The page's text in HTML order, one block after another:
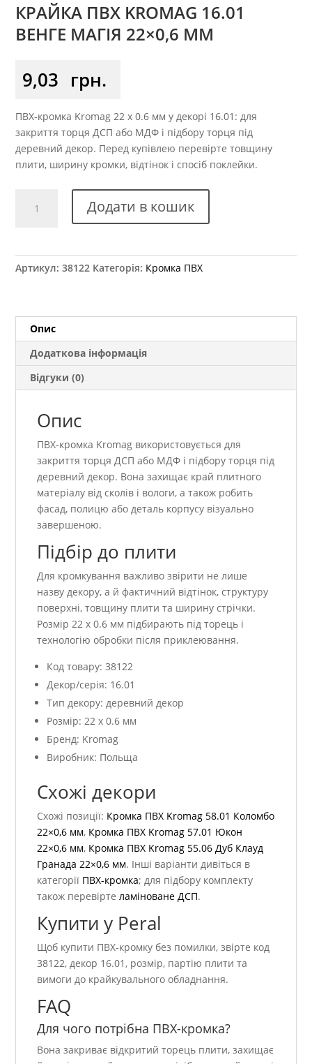
КРАЙКА ПВХ KROMAG 16.01
ВЕНГЕ МАГІЯ 22×0,6 ММ
9,03 грн.
ПВХ-кромка Kromag 22 x 0.6 мм у декорі 16.01: для
закриття торця ДСП або МДФ і підбору торця під
деревний декор. Перед купівлею перевірте товщину
плити, ширину кромки, відтінок і спосіб поклейки.
Магія
кількість
Додати в кошик
Артикул:38122 Категорія: Кромка ПВХ
Опис
Додаткова інформація
Відгуки (0)
Опис
ПВХ-кромка Kromag використовується для
закриття торця ДСП або МДФ і підбору торця під
деревний декор. Вона захищає край плитного
матеріалу від сколів і вологи, а також робить
фасад, полицю або деталь корпусу візуально
завершеною.
Підбір до плити
Для кромкування важливо звірити не лише
назву декору, а й фактичний відтінок, структуру
поверхні, товщину плити та ширину стрічки.
Розмір 22 x 0.6 мм підбирають під торець і
технологію обробки після приклеювання.
Код товару: 38122
Декор/серія: 16.01
Тип декору: деревний декор
Розмір: 22 x 0.6 мм
Бренд: Kromag
Виробник: Польща
Схожі декори
Схожі позиції: Кромка ПВХ Kromag 58.01 Коломбо
22×0,6 мм, Кромка ПВХ Kromag 57.01 Юкон
22×0,6 мм, Кромка ПВХ Kromag 55.06 Дуб Клауд
Гранада 22×0,6 мм. Інші варіанти дивіться в
категорії ПВХ-кромка; для підбору комплекту
також перевіртеламіноване ДСП.
Купити у Peral
Щоб купити ПВХ-кромку без помилки, звірте код
38122, декор 16.01, розмір, партію плити та
вимоги до крайкувального обладнання.
FAQ
Для чого потрібна ПВХ-кромка?
Вона закриває відкритий торець плити, захищає